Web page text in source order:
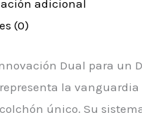
adicional
(0)
Dual para un
representa la
único. Su